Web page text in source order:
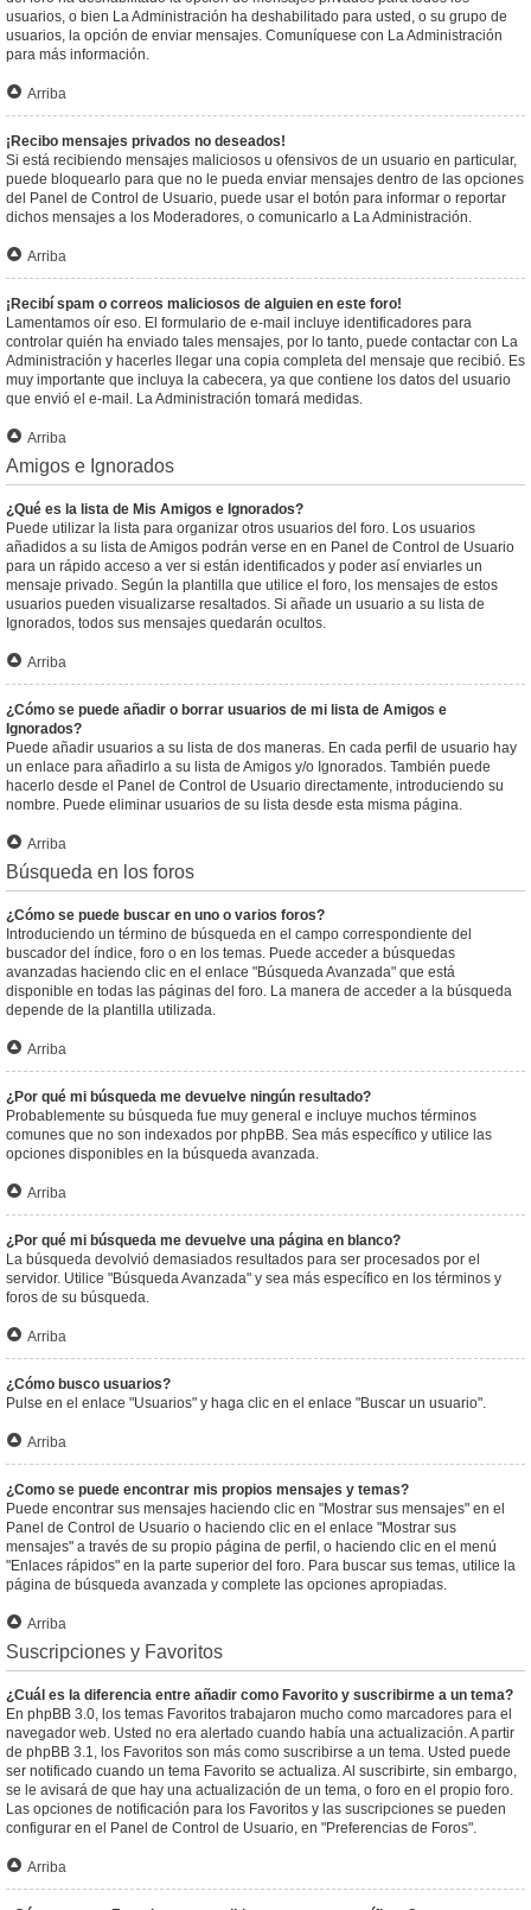
usuarios, o bien La Administración ha deshabilitado para usted, o su grupo de
usuarios, la opción de enviar mensajes. Comuníquese con La Administración
para más información.
Arriba
¡Recibo mensajes privados no deseados!
Si está recibiendo mensajes maliciosos u ofensivos de un usuario en particular,
puede bloquearlo para que no le pueda enviar mensajes dentro de las opciones
del Panel de Control de Usuario, puede usar el botón para informar o reportar
dichos mensajes a los Moderadores, o comunicarlo a La Administración.
Arriba
¡Recibí spam o correos maliciosos de alguien en este foro!
Lamentamos oír eso. El formulario de e-mail incluye identificadores para
controlar quién ha enviado tales mensajes, por lo tanto, puede contactar con La
Administración y hacerles llegar una copia completa del mensaje que recibió. Es
muy importante que incluya la cabecera, ya que contiene los datos del usuario
que envió el e-mail. La Administración tomará medidas.
Arriba
Amigos e Ignorados
¿Qué es la lista de Mis Amigos e Ignorados?
Puede utilizar la lista para organizar otros usuarios del foro. Los usuarios
añadidos a su lista de Amigos podrán verse en en Panel de Control de Usuario
para un rápido acceso a ver si están identificados y poder así enviarles un
mensaje privado. Según la plantilla que utilice el foro, los mensajes de estos
usuarios pueden visualizarse resaltados. Si añade un usuario a su lista de
Ignorados, todos sus mensajes quedarán ocultos.
Arriba
¿Cómo se puede añadir o borrar usuarios de mi lista de Amigos e
Ignorados?
Puede añadir usuarios a su lista de dos maneras. En cada perfil de usuario hay
un enlace para añadirlo a su lista de Amigos y/o Ignorados. También puede
hacerlo desde el Panel de Control de Usuario directamente, introduciendo su
nombre. Puede eliminar usuarios de su lista desde esta misma página.
Arriba
Búsqueda en los foros
¿Cómo se puede buscar en uno o varios foros?
Introduciendo un término de búsqueda en el campo correspondiente del
buscador del índice, foro o en los temas. Puede acceder a búsquedas
avanzadas haciendo clic en el enlace "Búsqueda Avanzada" que está
disponible en todas las páginas del foro. La manera de acceder a la búsqueda
depende de la plantilla utilizada.
Arriba
¿Por qué mi búsqueda me devuelve ningún resultado?
Probablemente su búsqueda fue muy general e incluye muchos términos
comunes que no son indexados por phpBB. Sea más específico y utilice las
opciones disponibles en la búsqueda avanzada.
Arriba
¿Por qué mi búsqueda me devuelve una página en blanco?
La búsqueda devolvió demasiados resultados para ser procesados por el
servidor. Utilice "Búsqueda Avanzada" y sea más específico en los términos y
foros de su búsqueda.
Arriba
¿Cómo busco usuarios?
Pulse en el enlace "Usuarios" y haga clic en el enlace "Buscar un usuario".
Arriba
¿Como se puede encontrar mis propios mensajes y temas?
Puede encontrar sus mensajes haciendo clic en "Mostrar sus mensajes" en el
Panel de Control de Usuario o haciendo clic en el enlace "Mostrar sus
mensajes" a través de su propio página de perfil, o haciendo clic en el menú
"Enlaces rápidos" en la parte superior del foro. Para buscar sus temas, utilice la
página de búsqueda avanzada y complete las opciones apropiadas.
Arriba
Suscripciones y Favoritos
¿Cuál es la diferencia entre añadir como Favorito y suscribirme a un tema?
En phpBB 3.0, los temas Favoritos trabajaron mucho como marcadores para el
navegador web. Usted no era alertado cuando había una actualización. A partir
de phpBB 3.1, los Favoritos son más como suscribirse a un tema. Usted puede
ser notificado cuando un tema Favorito se actualiza. Al suscribirte, sin embargo,
se le avisará de que hay una actualización de un tema, o foro en el propio foro.
Las opciones de notificación para los Favoritos y las suscripciones se pueden
configurar en el Panel de Control de Usuario, en "Preferencias de Foros".
Arriba